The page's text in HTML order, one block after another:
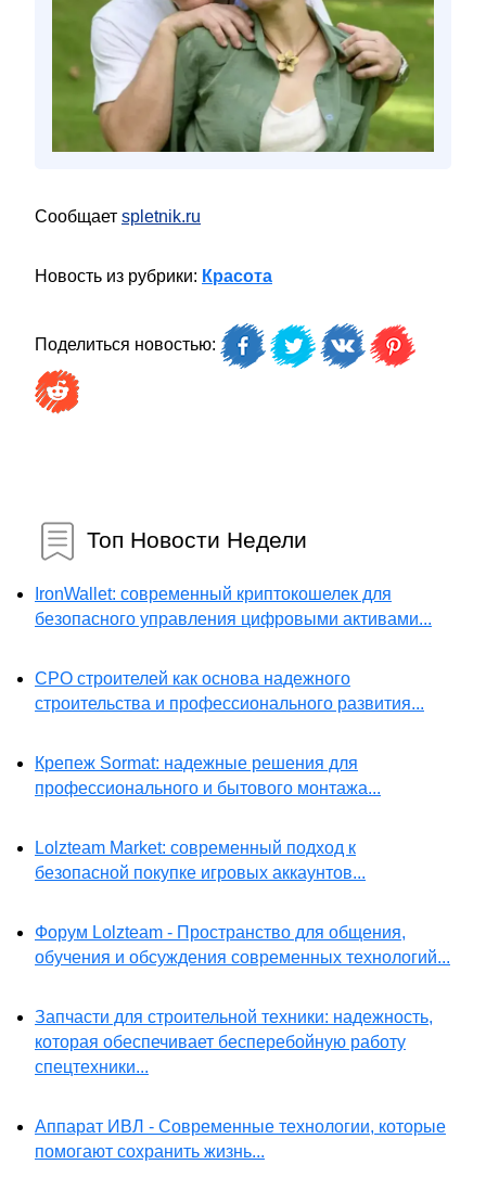
Сообщает spletnik.ru
Новость из рубрики: Красота
Поделиться новостью:
Топ Новости Недели
IronWallet: современный криптокошелек для
безопасного управления цифровыми активами...
СРО строителей как основа надежного
строительства и профессионального развития...
Крепеж Sormat: надежные решения для
профессионального и бытового монтажа...
Lolzteam Market: современный подход к
безопасной покупке игровых аккаунтов...
Форум Lolzteam - Пространство для общения,
обучения и обсуждения современных технологий...
Запчасти для строительной техники: надежность,
которая обеспечивает бесперебойную работу
спецтехники...
Аппарат ИВЛ - Современные технологии, которые
помогают сохранить жизнь...